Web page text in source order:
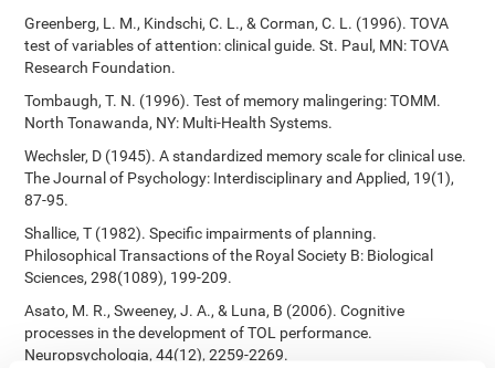
Greenberg, L. M., Kindschi, C. L., & Corman, C. L. (1996). TOVA
test of variables of attention: clinical guide. St. Paul, MN: TOVA
Research Foundation.
Tombaugh, T. N. (1996). Test of memory malingering: TOMM.
North Tonawanda, NY: Multi-Health Systems.
Wechsler, D (1945). A standardized memory scale for clinical use.
The Journal of Psychology: Interdisciplinary and Applied, 19(1),
87-95.
Shallice, T (1982). Specific impairments of planning.
Philosophical Transactions of the Royal Society B: Biological
Sciences, 298(1089), 199-209.
Asato, M. R., Sweeney, J. A., & Luna, B (2006). Cognitive
processes in the development of TOL performance.
Neuropsychologia, 44(12), 2259-2269.